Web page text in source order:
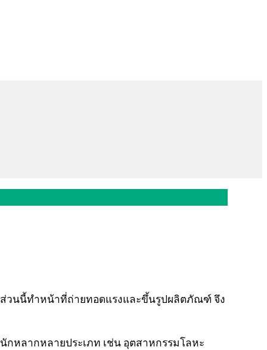
ส่วนนี้ทำหน้าที่ถ่ายทอดแรงและขึ้นรูปผลิตภัณฑ์ จึง
หลากหลายประเภท เช่น อุตสาหกรรมโลหะ